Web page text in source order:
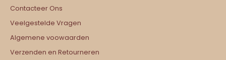
Contacteer Ons
Veelgestelde Vragen
Algemene voowaarden
Verzenden en Retourneren